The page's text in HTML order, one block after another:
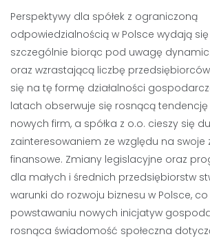
Perspektywy dla spółek z ograniczoną
odpowiedzialnością w Polsce wydają
szczególnie biorąc pod uwagę
oraz wzrastającą liczbę
się na tę formę działalności
latach obserwuje się rosnącą tendencję
nowych firm, a spółka z o.o. cieszy się
zainteresowaniem ze względu na swoje
finansowe. Zmiany legislacyjne oraz
dla małych i średnich przedsiębiorstw
warunki do rozwoju biznesu w Polsce,
powstawaniu nowych inicjatyw
rosnąca świadomość społeczna